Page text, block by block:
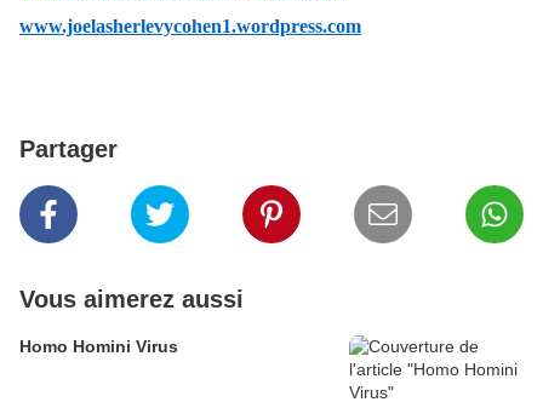
www.joelasherlevycohen1.wordpress.com
Partager
Vous aimerez aussi
Homo Homini Virus